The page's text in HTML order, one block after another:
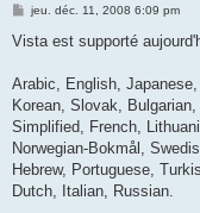
M
s
g
jeu. déc. 11, 2008 6:09 pm
Vista est supporté
Arabic, English,
Korean, Slovak,
Simplified, French,
Norwegian-Bokmål,
Hebrew, Portuguese,
Dutch, Italian, Russian.